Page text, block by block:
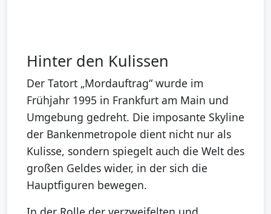
Hinter den Kulissen
Der Tatort „Mordauftrag“ wurde im
Frühjahr 1995 in Frankfurt am Main und
Umgebung gedreht. Die imposante Skyline
der Bankenmetropole dient nicht nur als
Kulisse, sondern spiegelt auch die Welt des
großen Geldes wider, in der sich die
Hauptfiguren bewegen.